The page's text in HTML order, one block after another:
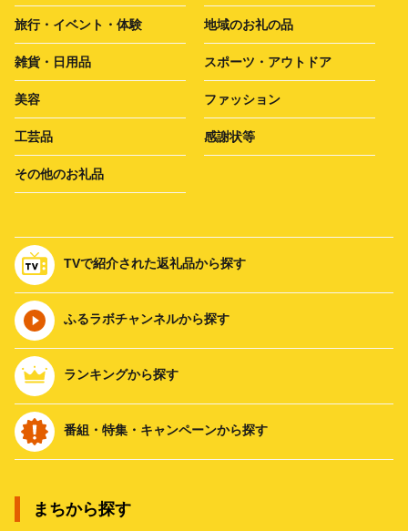
旅行・イベント・体験 地域のお礼の品
雑貨・日用品 スポーツ・アウトドア
美容 ファッション
工芸品 感謝状等
その他のお礼品
TVで紹介された返礼品から探す
ふるラボチャンネルから探す
ランキングから探す
番組・特集・キャンペーンから探す
まちから探す